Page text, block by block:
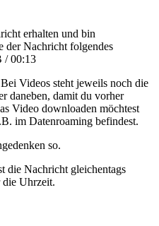
erhalten und bin
der Nachricht folgendes
/ 00:13
Videos steht jeweils noch die
daneben, damit du vorher
Video downloaden möchtest
im Datenroaming befindest.
so.
die Nachricht gleichentags
die Uhrzeit.